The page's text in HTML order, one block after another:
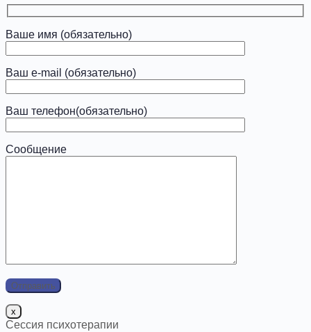
Ваше имя (обязательно)
Ваш e-mail (обязательно)
Ваш телефон(обязательно)
Сообщение
x
Сессия психотерапии